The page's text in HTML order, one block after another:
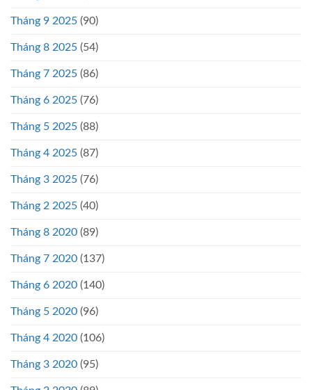
Tháng 9 2025 (90)
Tháng 8 2025 (54)
Tháng 7 2025 (86)
Tháng 6 2025 (76)
Tháng 5 2025 (88)
Tháng 4 2025 (87)
Tháng 3 2025 (76)
Tháng 2 2025 (40)
Tháng 8 2020 (89)
Tháng 7 2020 (137)
Tháng 6 2020 (140)
Tháng 5 2020 (96)
Tháng 4 2020 (106)
Tháng 3 2020 (95)